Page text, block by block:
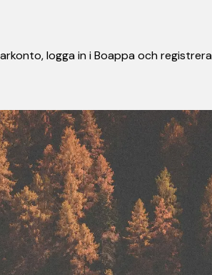
logga in i Boappa och registrera